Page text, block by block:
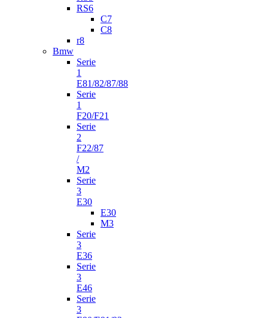
RS6
C7
C8
r8
Bmw
Serie
1
E81/82/87/88
Serie
1
F20/F21
Serie
2
F22/87
/
M2
Serie
3
E30
E30
M3
Serie
3
E36
Serie
3
E46
Serie
3